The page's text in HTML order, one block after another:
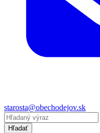
starosta@obechodejov.sk
Hľadať